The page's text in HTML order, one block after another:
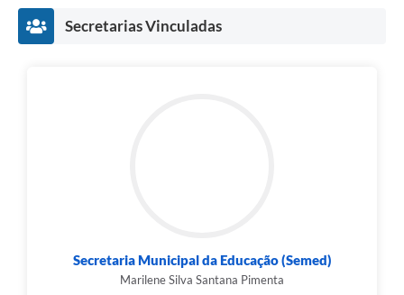
Secretarias Vinculadas
Secretaria Municipal da Educação (Semed)
Marilene Silva Santana Pimenta